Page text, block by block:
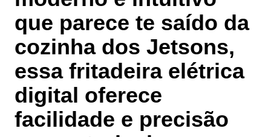
que parece te saído da
cozinha dos Jetsons,
essa fritadeira elétrica
digital oferece
facilidade e precisão